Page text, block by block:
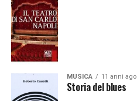
MUSICA 11 anni ago
Storia del blues